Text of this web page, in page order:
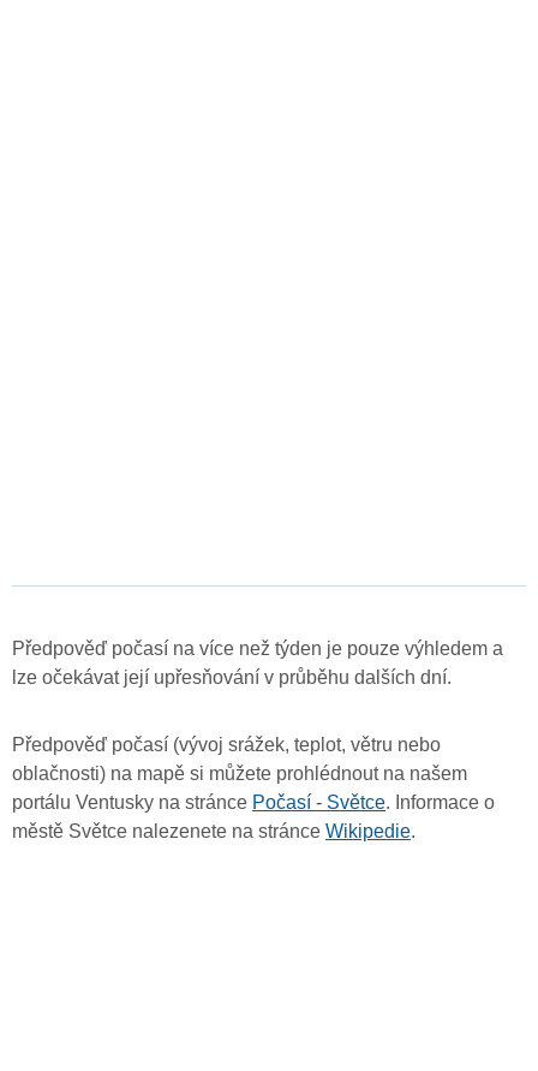
Předpověď počasí na více než týden je pouze výhledem a
lze očekávat její upřesňování v průběhu dalších dní.
Předpověď počasí (vývoj srážek, teplot, větru nebo
oblačnosti) na mapě si můžete prohlédnout na našem
portálu Ventusky na stránce Počasí - Světce. Informace o
městě Světce nalezenete na stránce Wikipedie.